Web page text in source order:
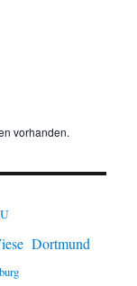
vorhanden.
Dortmund